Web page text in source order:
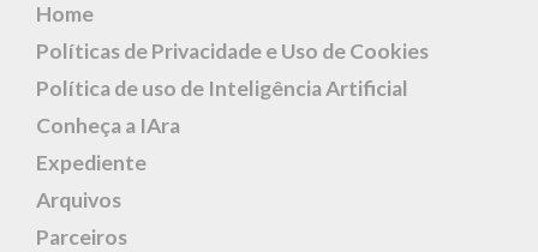
Home
Políticas de Privacidade e Uso de Cookies
Política de uso de Inteligência Artificial
Conheça a IAra
Expediente
Arquivos
Parceiros